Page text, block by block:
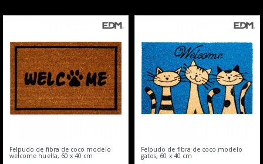
Felpudo de fibra de coco modelo
welcome huella, 60 x 40 cm
Felpudo de fibra de coco modelo
gatos, 60 x 40 cm